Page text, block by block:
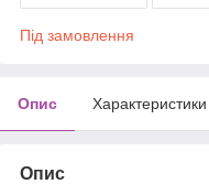
Під замовлення
Опис Характеристики
Опис